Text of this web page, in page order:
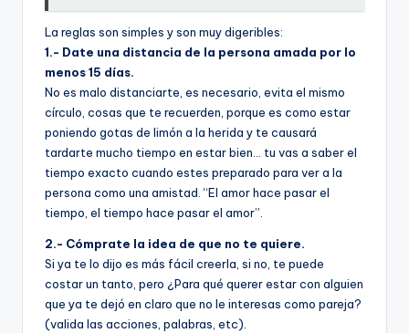
La reglas son simples y son muy digeribles:
1.- Date una distancia de la persona amada por lo
menos 15 dí­as.
No es malo distanciarte, es necesario, evita el mismo
cí­rculo, cosas que te recuerden, porque es como estar
poniendo gotas de limón a la herida y te causará
tardarte mucho tiempo en estar bien… tu vas a saber el
tiempo exacto cuando estes preparado para ver a la
persona como una amistad. “El amor hace pasar el
tiempo, el tiempo hace pasar el amor”.
2.- Cómprate la idea de que no te quiere.
Si ya te lo dijo es más fácil creerla, si no, te puede
costar un tanto, pero ¿Para qué querer estar con alguien
que ya te dejó en claro que no le interesas como pareja?
(valida las acciones, palabras, etc).